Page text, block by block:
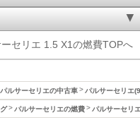
セリエ 1.5 X1の燃費TOPへ
パルサーセリエの中古車 パルサーセリエ
パルサーセリエの燃費 パルサーセリ